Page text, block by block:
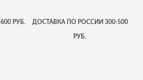
600 РУБ. ДОСТАВКАПО РОССИИ 300-500
РУБ.